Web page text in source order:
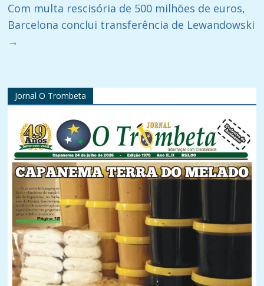
Com multa rescisória de 500 milhões de euros,
Barcelona conclui transferência de Lewandowski
→
Jornal O Trombeta